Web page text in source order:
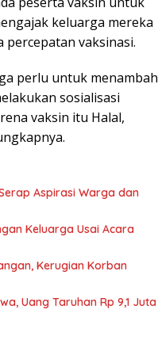
keluarga mereka
vaksinasi.
perlu untuk menambah
sosialisasi
vaksin itu Halal,
Aspirasi Warga dan
Keluarga Usai Acara
Kerugian Korban
Uang Taruhan Rp 9,1 Juta